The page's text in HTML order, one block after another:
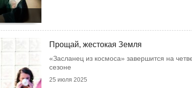
Прощай, жестокая Земля
«Засланец из космоса» завершится на
сезоне
25 июля 2025